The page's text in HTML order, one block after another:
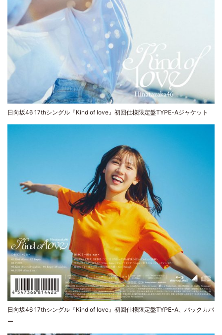
日向坂46 17thシングル『Kind of love』初回仕様限定盤TYPE-Aジャケット
日向坂46 17thシングル『Kind of love』初回仕様限定盤TYPE-A、バックカバ
ー